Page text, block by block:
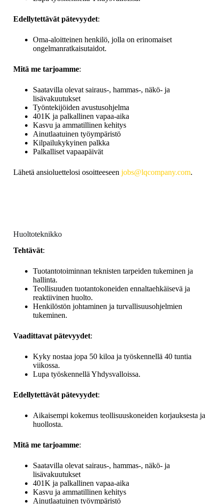
Edellytettävät pätevyydet:
Oma-aloitteinen henkilö, jolla on erinomaiset
ongelmanratkaisutaidot.
Mitä me tarjoamme:
Saatavilla olevat sairaus-, hammas-, näkö- ja
lisävakuutukset
Työntekijöiden avustusohjelma
401K ja palkallinen vapaa-aika
Kasvu ja ammatillinen kehitys
Ainutlaatuinen työympäristö
Kilpailukykyinen palkka
Palkalliset vapaapäivät
Lähetä ansioluettelosi osoitteeseen jobs@lqcompany.com.
Huoltoteknikko
Tehtävät:
Tuotantotoiminnan teknisten tarpeiden tukeminen ja
hallinta.
Teollisuuden tuotantokoneiden ennaltaehkäisevä ja
reaktiivinen huolto.
Henkilöstön johtaminen ja turvallisuusohjelmien
tukeminen.
Vaadittavat pätevyydet:
Kyky nostaa jopa 50 kiloa ja työskennellä 40 tuntia
viikossa.
Lupa työskennellä Yhdysvalloissa.
Edellytettävät pätevyydet:
Aikaisempi kokemus teollisuuskoneiden korjauksesta ja
huollosta.
Mitä me tarjoamme:
Saatavilla olevat sairaus-, hammas-, näkö- ja
lisävakuutukset
401K ja palkallinen vapaa-aika
Kasvu ja ammatillinen kehitys
Ainutlaatuinen työympäristö